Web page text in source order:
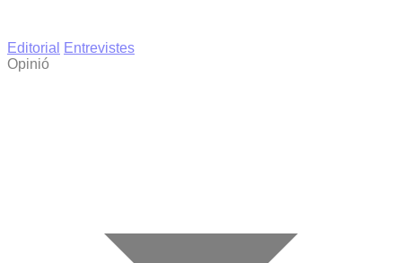
Editorial
Entrevistes
Opinió